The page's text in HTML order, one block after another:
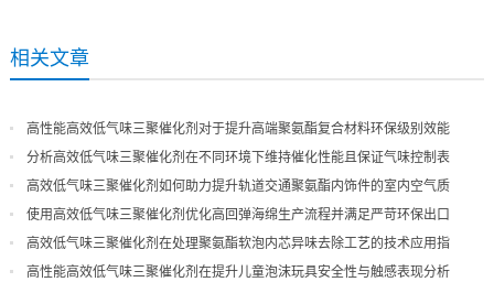
相关文章
高性能高效低气味三聚催化剂对于提升高端聚氨酯复合材料环保级别效能
分析高效低气味三聚催化剂在不同环境下维持催化性能且保证气味控制表
现
高效低气味三聚催化剂如何助力提升轨道交通聚氨酯内饰件的室内空气质
量
使用高效低气味三聚催化剂优化高回弹海绵生产流程并满足严苛环保出口
高效低气味三聚催化剂在处理聚氨酯软泡内芯异味去除工艺的技术应用指
导
高性能高效低气味三聚催化剂在提升儿童泡沫玩具安全性与触感表现分析